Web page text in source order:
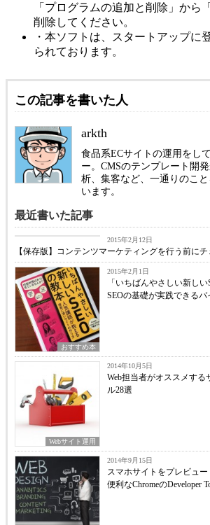
「プログラムの追加と削除」から
削除してください。
・本ソフトは、スタートアップに
られております。
この記事を書いた人
arkth
食品系ECサイトの運用をし
ー。CMSのテンプレート開
析、集客など、一通りのこ
います。
最近書いた記事
2015年2月12日
【保存版】コンテンツマーケティングを行う前に
おすすめ本
2015年2月1日
「いちばんやさしい新し
SEOの基礎が実践できる
Webサイト運用
2014年10月5日
Web担当者がオススメす
ル28選
2014年9月15日
スマホサイトをプレビュ
便利なChromeのDeveloper